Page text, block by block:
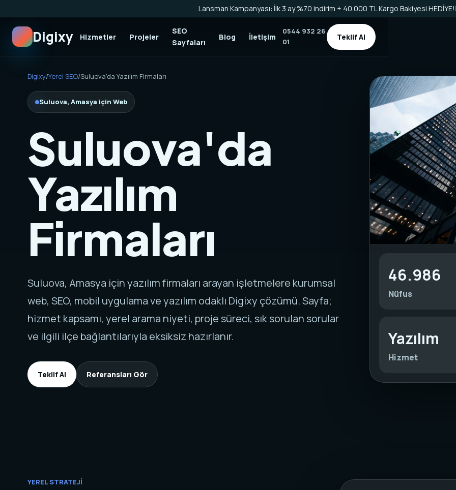
Lansman Kampanyası: İlk 3 ay %70 indirim + 40.000 TL Kargo Bakiyesi HEDİYE!
Digixy Hizmetler Projeler
SEO
Sayfaları
Blog İletişim
0544 932 26
01
Teklif Al
Digixy/Yerel SEO/Suluova'da Yazılım Firmaları
Suluova, Amasya için Web
Suluova'da
Yazılım
Firmaları
Suluova, Amasya için yazılım firmaları arayan işletmelere kurumsal
web, SEO, mobil uygulama ve yazılım odaklı Digixy çözümü. Sayfa;
hizmet kapsamı, yerel arama niyeti, proje süreci, sık sorulan sorular
ve ilgili ilçe bağlantılarıyla eksiksiz hazırlanır.
Teklif Al Referansları Gör
46.986
Nüfus
Yazılım
Hizmet
YEREL STRATEJI